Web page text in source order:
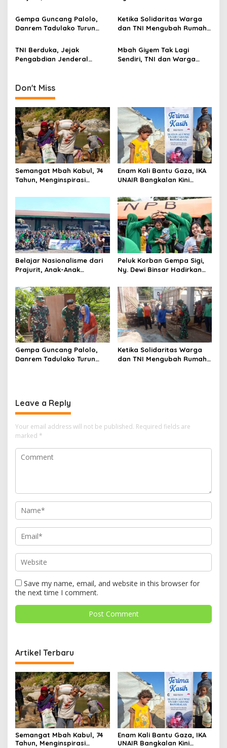
t
i
o
n
512/QY
Healing untuk Anak-Anak
Gempa Guncang Palolo,
Danrem Tadulako Turun
Terdampak
Ketika Solidaritas Warga
dan TNI Mengubah Rumah
Baru
TNI Berduka, Jejak
Pengabdian Jenderal
Mbah Giyem Tak Lagi
Sendiri, TNI dan Warga
Don't Miss
Semangat Mbah Kabul, 74
Tahun, Menginspirasi
Jembatan Garuda
Enam Kali Bantu Gaza, IKA
UNAIR Bangkalan Kini
10.000 Pengungsi
Belajar Nasionalisme dari
Prajurit, Anak-Anak
512/QY
Peluk Korban Gempa Sigi,
Ny. Dewi Binsar Hadirkan
Healing untuk Anak-Anak
Gempa Guncang Palolo,
Danrem Tadulako Turun
Ketika Solidaritas Warga
dan TNI Mengubah Rumah
Leave a Reply
Your email address will not be published. Required fields are
marked *
Save my name, email, and website in this browser for
the next time I comment.
Artikel Terbaru
Semangat Mbah Kabul, 74
Tahun, Menginspirasi
Enam Kali Bantu Gaza, IKA
UNAIR Bangkalan Kini